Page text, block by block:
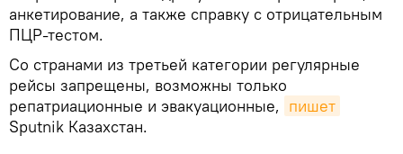
анкетирование, а также справку с отрицательным
ПЦР-тестом.
Со странами из третьей категории регулярные
рейсы запрещены, возможны только
репатриационные и эвакуационные, пишет
Sputnik Казахстан.